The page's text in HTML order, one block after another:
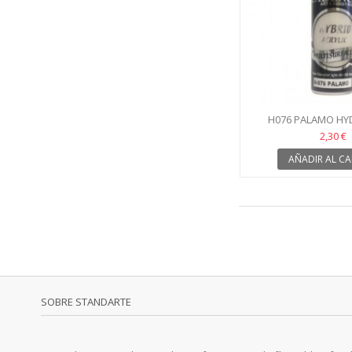
H076 PALAMO
2,30 €
AÑADIR AL
SOBRE STANDARTE